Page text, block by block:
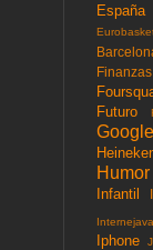
España
Finanzas
Futuro
Google
Humor
Infantil
Iphone